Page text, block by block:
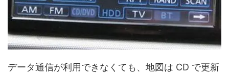
データ通信が利用できなくても、地図は CD で更新